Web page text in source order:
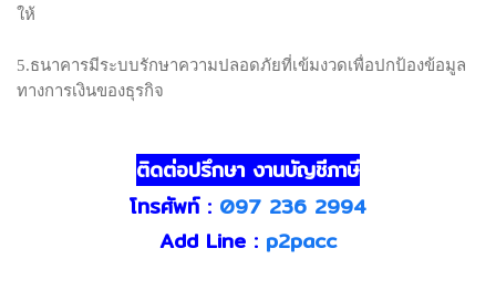
ให้
5.ธนาคารมีระบบรักษาความปลอดภัยที่เข้มงวดเพื่อปกป้องข้อมูล
ทางการเงินของธุรกิจ
ติดต่อปรึกษา งานบัญชีภาษี
โทรศัพท์ : 097 236 2994
Add Line : p2pacc